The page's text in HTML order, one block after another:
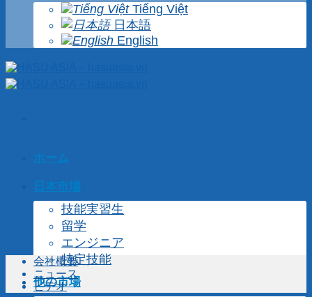
Tiếng Việt
日本語
English
ホーム
日本市場
技能実習生
留学
エンジニア
特定技能
他の市場
会社概要
ニュース
ビデオ